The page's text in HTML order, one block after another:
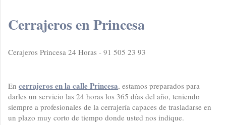
Cerrajeros en Princesa
Cerajeros Princesa 24 Horas - 91 505 23 93
En cerrajeros en la calle Princesa, estamos preparados para
darles un servicio las 24 horas los 365 días del año, teniendo
siempre a profesionales de la cerrajería capaces de trasladarse en
un plazo muy corto de tiempo donde usted nos indique.